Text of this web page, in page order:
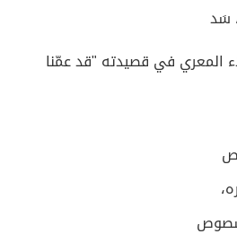
سَد
المعري في قصيدته "قد عمّنا